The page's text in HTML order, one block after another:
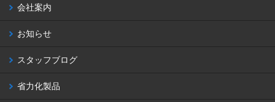
会社案内
お知らせ
スタッフブログ
省力化製品